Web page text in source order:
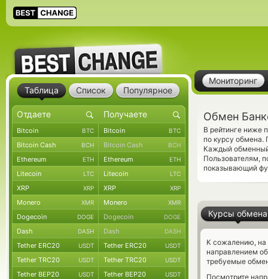
Мониторинг
Обмен
В рейтинге ниже
по курсу обмена.
Каждый
Пользователям,
показывающий
Курсы обмена
К сожалению, на
направлением
требуемые
Посмотрите
Таблица Список Популярное
Bitcoin BTC Bitcoin BTC
Bitcoin Cash BCH Bitcoin Cash BCH
Ethereum ETH Ethereum ETH
Litecoin LTC Litecoin LTC
XRP XRP XRP XRP
Monero XMR Monero XMR
Dogecoin DOGE Dogecoin DOGE
Dash DASH Dash DASH
Tether ERC20 USDT Tether ERC20 USDT
Tether TRC20 USDT Tether TRC20 USDT
Tether BEP20 USDT Tether BEP20 USDT